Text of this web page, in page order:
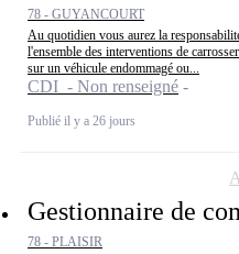
78 - GUYANCOURT
Au quotidien vous aurez la
l'ensemble des interventions de
sur un véhicule endommagé ou...
CDI - Non renseigné
Publié il y a 26 jours
Gestionnaire de
78 - PLAISIR